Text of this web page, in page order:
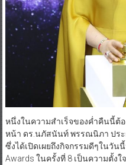
หนึ่งในความสำเร็จของค่ำคืนนี้ต้
หน้า ดร.นภัสนันท์ พรรณนิภา ประ
ซึ่งได้เปิดเผยถึงกิจกรรมดีๆในวัน
Awards ในครั้งที่ 8 เป็นความตั้ง